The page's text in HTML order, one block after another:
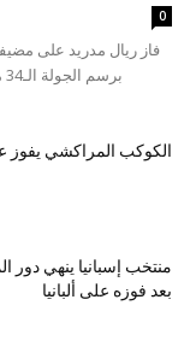
0
الكوكب المراكشي يفوز
منتخب إسبانيا ينهي دور
بعد فوزه على ألبانيا